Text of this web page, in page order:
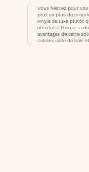
Vous hésitez pour
plus en plus de
vinyle de luxe plutôt
absolue à l'eau à sa
avantages de cette
cuisine, salle de bain